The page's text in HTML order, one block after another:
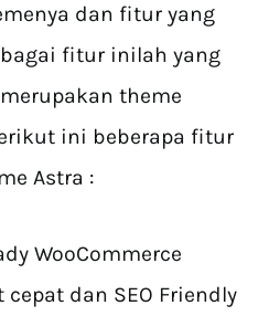
dan fitur yang
fitur inilah yang
theme
ini beberapa fitur
Astra :
WooCommerce
dan SEO Friendly